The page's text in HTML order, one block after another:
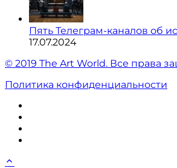
Пять Телеграм-каналов об
17.07.2024
© 2019 The Art World. Все права
Политика конфиденциальности